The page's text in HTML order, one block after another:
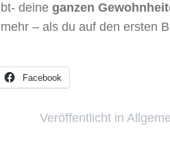
deine ganzen
– als du auf den ersten
Facebook
Veröffentlicht in